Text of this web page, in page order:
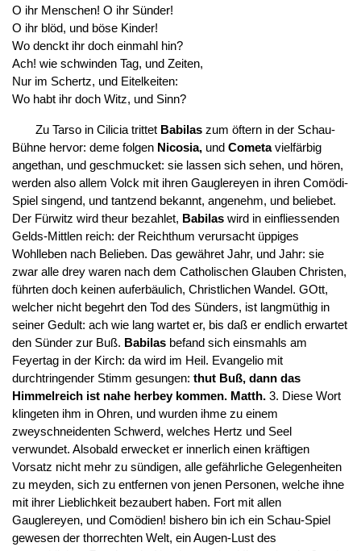
O ihr Menschen! O ihr Sünder!
O ihr blöd, und böse Kinder!
Wo denckt ihr doch einmahl hin?
Ach! wie schwinden Tag, und Zeiten,
Nur im Schertz, und Eitelkeiten:
Wo habt ihr doch Witz, und Sinn?
Zu Tarso in Cilicia trittet Babilaszum öftern in der Schau-
Bühne hervor: deme folgen Nicosia,und Cometavielfärbig
angethan, und geschmucket: sie lassen sich sehen, und hören,
werden also allem Volck mit ihren Gauglereyen in ihren Comödi-
Spiel singend, und tantzend bekannt, angenehm, und beliebet.
Der Fürwitz wird theur bezahlet, Babilaswird in einfliessenden
Gelds-Mittlen reich: der Reichthum verursacht üppiges
Wohlleben nach Belieben. Das gewähret Jahr, und Jahr: sie
zwar alle drey waren nach dem Catholischen Glauben Christen,
führten doch keinen auferbäulich, Christlichen Wandel. GOtt,
welcher nicht begehrt den Tod des Sünders, ist langmüthig in
seiner Gedult: ach wie lang wartet er, bis daß er endlich erwartet
den Sünder zur Buß. Babilasbefand sich einsmahls am
Feyertag in der Kirch: da wird im Heil. Evangelio mit
durchtringender Stimm gesungen: thut Buß, dann das
Himmelreich ist nahe herbey kommen. Matth.3. Diese Wort
klingeten ihm in Ohren, und wurden ihme zu einem
zweyschneidenten Schwerd, welches Hertz und Seel
verwundet. Alsobald erwecket er innerlich einen kräftigen
Vorsatz nicht mehr zu sündigen, alle gefährliche Gelegenheiten
zu meyden, sich zu entfernen von jenen Personen, welche ihne
mit ihrer Lieblichkeit bezaubert haben. Fort mit allen
Gauglereyen, und Comödien! bishero bin ich ein Schau-Spiel
gewesen der thorrechten Welt, ein Augen-Lust des